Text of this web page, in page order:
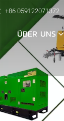
+86 059122071372
ÜBER UNS